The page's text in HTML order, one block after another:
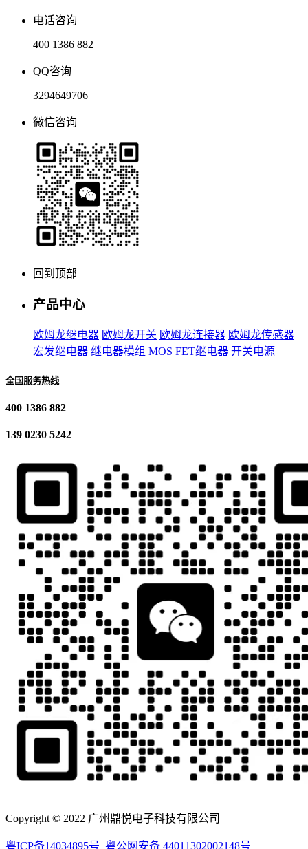
电话咨询
400 1386 882
QQ咨询
3294649706
微信咨询
回到顶部
产品中心
欧姆龙继电器 欧姆龙开关 欧姆龙连接器 欧姆龙传感器
宏发继电器 继电器模组 MOS FET继电器 开关电源
全国服务热线
400 1386 882
139 0230 5242
Copyright © 2022 广州鼎悦电子科技有限公司
粤ICP备14034895号 粤公网安备 44011302002148号